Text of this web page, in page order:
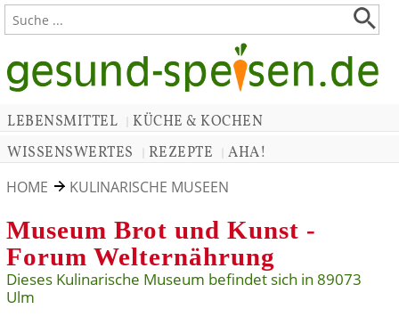
LEBENSMITTEL
KÜCHE & KOCHEN
WISSENSWERTES
REZEPTE
AHA!
HOME
KULINARISCHE MUSEEN
Museum Brot und Kunst -
Forum Welternährung
Dieses Kulinarische Museum befindet sich in 89073
Ulm